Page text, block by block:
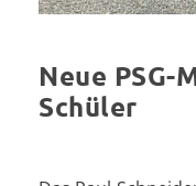
Neue
Schüler